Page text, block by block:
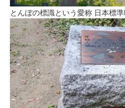
とんぼの標識という愛称 日本標